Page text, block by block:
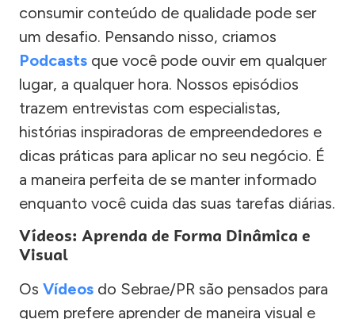
consumir conteúdo de qualidade pode ser
um desafio. Pensando nisso, criamos
Podcasts que você pode ouvir em qualquer
lugar, a qualquer hora. Nossos episódios
trazem entrevistas com especialistas,
histórias inspiradoras de empreendedores e
dicas práticas para aplicar no seu negócio. É
a maneira perfeita de se manter informado
enquanto você cuida das suas tarefas diárias.
Vídeos: Aprenda de Forma Dinâmica e
Visual
Os Vídeos do Sebrae/PR são pensados para
quem prefere aprender de maneira visual e